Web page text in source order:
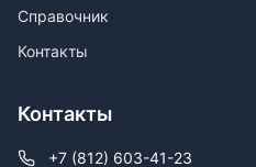
Справочник
Контакты
Контакты
+7 (812) 603-41-23